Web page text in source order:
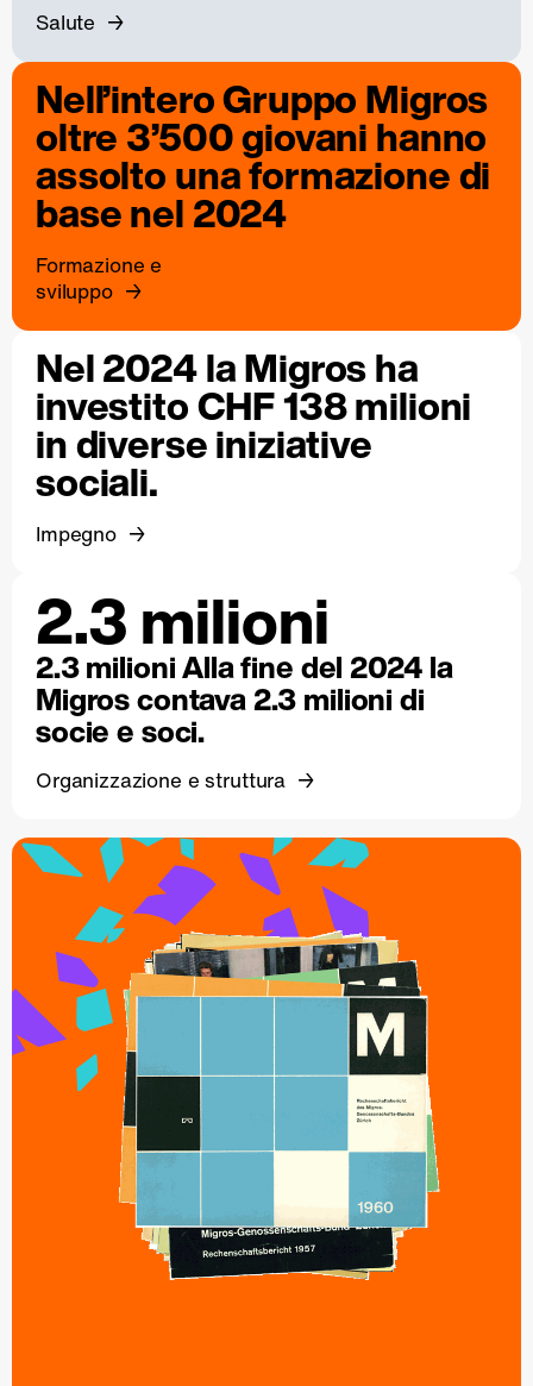
Salute
Nell’intero Gruppo Migros
oltre 3’500 giovani hanno
assolto una formazione di
base nel 2024
Formazione e
sviluppo
Nel 2024 la Migros ha
investito CHF 138 milioni
in diverse iniziative
sociali.
Impegno
2.3 milioni
2.3 milioni Alla fine del 2024 la
Migros contava 2.3 milioni di
socie e soci.
Organizzazione e struttura